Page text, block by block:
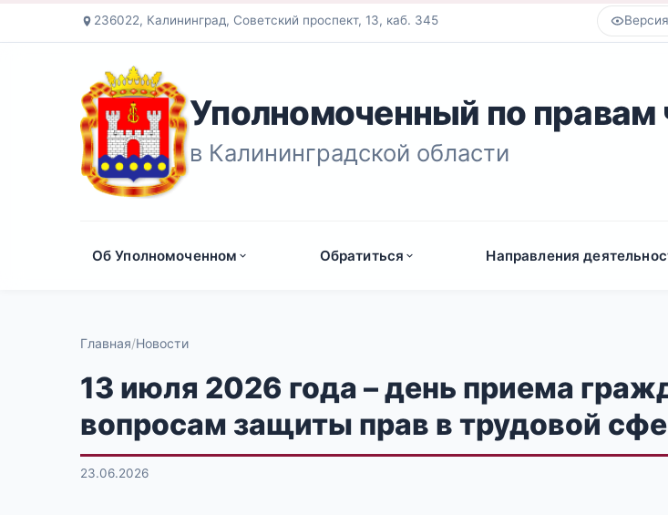
236022, Калининград, Советский проспект, 13, каб. 345
Уполномоченный по правам
в Калининградской области
Об Уполномоченном Обратиться Направления
Главная Новости
13 июля 2026 года – день приема
вопросам защиты прав в трудовой
23.06.2026